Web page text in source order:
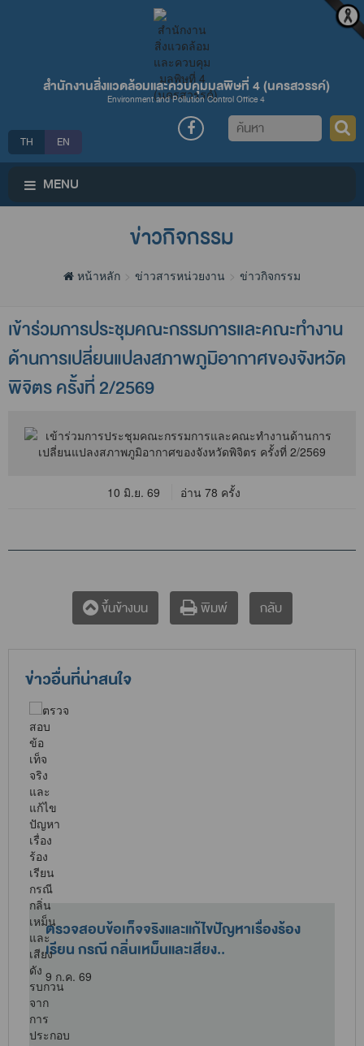
สำนักงานสิ่งแวดล้อมและควบคุมมลพิษที่ 4 (นครสวรรค์)
Environment and Pollution Control Office 4
TH EN
ค้นหา
MENU
ข่าวกิจกรรม
หน้าหลัก ข่าวสารหน่วยงาน ข่าวกิจกรรม
เข้าร่วมการประชุมคณะกรรมการและคณะทำงาน
ด้านการเปลี่ยนแปลงสภาพภูมิอากาศของจังหวัด
พิจิตร ครั้งที่ 2/2569
10 มิ.ย. 69 อ่าน 78 ครั้ง
ขึ้นข้างบน พิมพ์ กลับ
ข่าวอื่นที่น่าสนใจ
ตรวจสอบข้อเท็จจริงและแก้ไขปัญหาเรื่องร้อง
เรียน กรณี กลิ่นเหม็นและเสียง..
9 ก.ค. 69